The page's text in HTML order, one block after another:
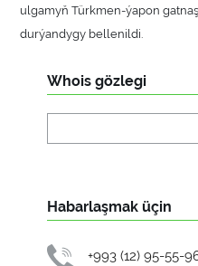
ulgamyň Türkmen-ýapon
durýandygy bellenildi.
Whois gözlegi
Habarlaşmak üçin
+993 (12) 95-55-